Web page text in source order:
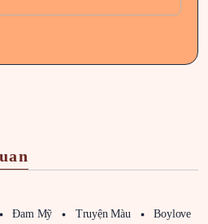
Đam Mỹ Truyện Màu
Boylove